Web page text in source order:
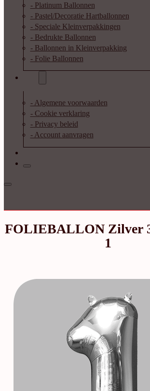
- Platinum Ballonnen
- Pastel/Decoratie Hartballonnen
- Speciale Kleinverpakkingen
- Bedrukte Ballonnen
- Ballonnen in Kleinverpakking
- Folie Ballonnen
- Algemene voorwaarden
- Cookie verklaring
- Privacy beleid
- Account aanvragen
FOLIEBALLON Zilver
1